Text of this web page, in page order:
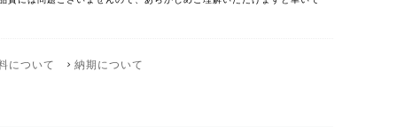
について 納期について